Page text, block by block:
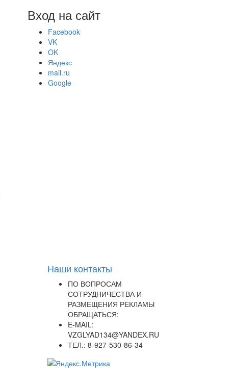
Вход на сайт
Facebook
VK
OK
Яндекс
mail.ru
Google
Наши контакты
ПО ВОПРОСАМ
СОТРУДНИЧЕСТВА И
РАЗМЕЩЕНИЯ РЕКЛАМЫ
ОБРАЩАТЬСЯ:
E-MAIL:
VZGLYAD134@YANDEX.RU
ТЕЛ.: 8-927-530-86-34